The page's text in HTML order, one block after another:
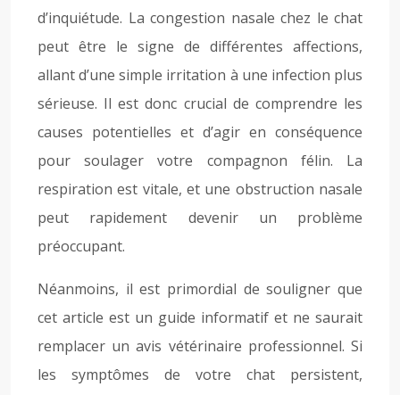
d’inquiétude. La congestion nasale chez le chat
peut être le signe de différentes affections,
allant d’une simple irritation à une infection plus
sérieuse. Il est donc crucial de comprendre les
causes potentielles et d’agir en conséquence
pour soulager votre compagnon félin. La
respiration est vitale, et une obstruction nasale
peut rapidement devenir un problème
préoccupant.
Néanmoins, il est primordial de souligner que
cet article est un guide informatif et ne saurait
remplacer un avis vétérinaire professionnel. Si
les symptômes de votre chat persistent,